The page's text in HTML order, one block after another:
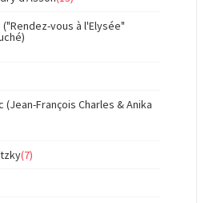
("Rendez-vous à l'Elysée"
(Jean-François Charles & Anika
(7)